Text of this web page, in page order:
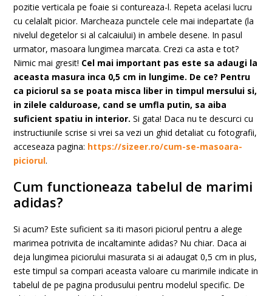
pozitie verticala pe foaie si contureaza-l. Repeta acelasi lucru
cu celalalt picior. Marcheaza punctele cele mai indepartate (la
nivelul degetelor si al calcaiului) in ambele desene. In pasul
urmator, masoara lungimea marcata. Crezi ca asta e tot?
Nimic mai gresit! Cel mai important pas este sa adaugi la
aceasta masura inca 0,5 cm in lungime. De ce? Pentru
ca piciorul sa se poata misca liber in timpul mersului si,
in zilele calduroase, cand se umfla putin, sa aiba
suficient spatiu in interior. Si gata! Daca nu te descurci cu
instructiunile scrise si vrei sa vezi un ghid detaliat cu fotografii,
acceseaza pagina: https://sizeer.ro/cum-se-masoara-
piciorul.
Cum functioneaza tabelul de marimi
adidas?
Si acum? Este suficient sa iti masori piciorul pentru a alege
marimea potrivita de incaltaminte adidas? Nu chiar. Daca ai
deja lungimea piciorului masurata si ai adaugat 0,5 cm in plus,
este timpul sa compari aceasta valoare cu marimile indicate in
tabelul de pe pagina produsului pentru modelul specific. De